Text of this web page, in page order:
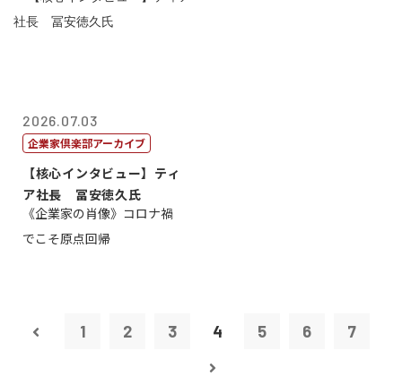
2026.07.03
企業家倶楽部アーカイブ
【核心インタビュー】ティ
ア社長 冨安徳久氏
《企業家の肖像》コロナ禍
でこそ原点回帰
1 2 3 4 5 6 7